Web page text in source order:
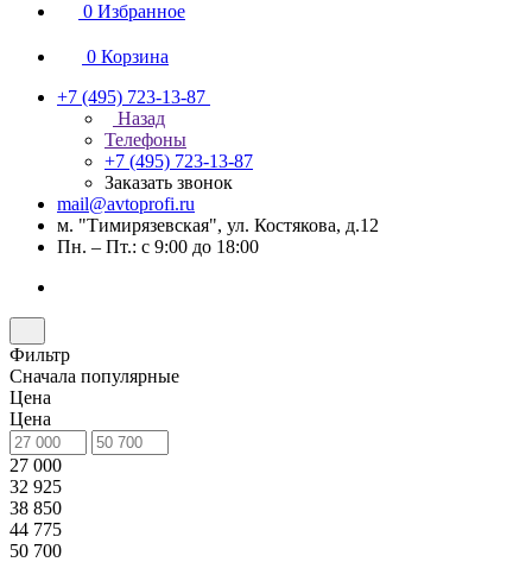
0 Избранное
0 Корзина
+7 (495) 723-13-87
Назад
Телефоны
+7 (495) 723-13-87
Заказать звонок
mail@avtoprofi.ru
м. "Тимирязевская", ул. Костякова, д.12
Пн. – Пт.: с 9:00 до 18:00
Фильтр
Сначала популярные
Цена
Цена
27 000
32 925
38 850
44 775
50 700